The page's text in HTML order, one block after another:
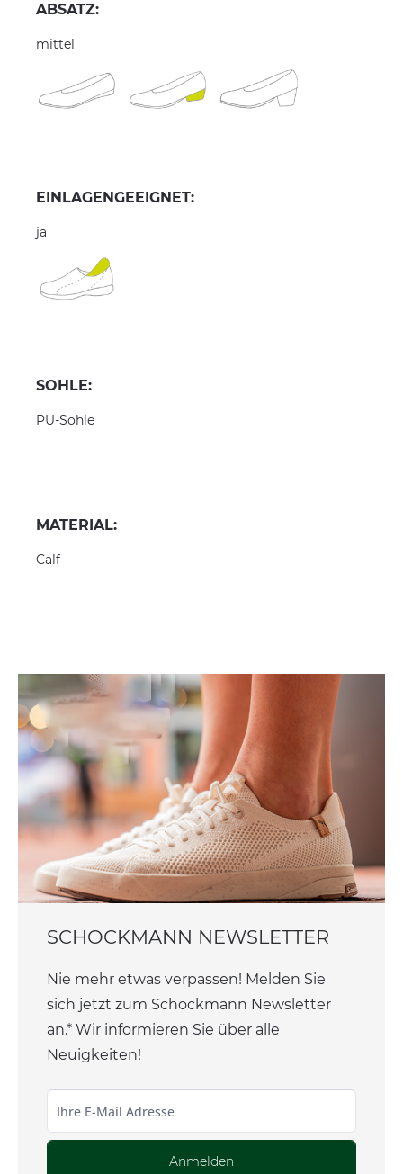
ABSATZ:
mittel
EINLAGENGEEIGNET:
ja
SOHLE:
PU-Sohle
MATERIAL:
Calf
SCHOCKMANN NEWSLETTER
Nie mehr etwas verpassen! Melden Sie
sich jetzt zum Schockmann Newsletter
an.* Wir informieren Sie über alle
Neuigkeiten!
Anmelden